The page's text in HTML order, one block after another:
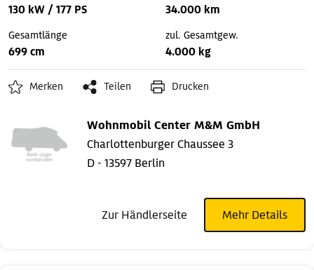
130 kW / 177 PS 34.000 km
Gesamtlänge
699 cm
zul. Gesamtgew.
4.000 kg
Merken Teilen Drucken
Wohnmobil Center M&M GmbH
Charlottenburger Chaussee 3
D - 13597 Berlin
Zur Händlerseite Mehr Details